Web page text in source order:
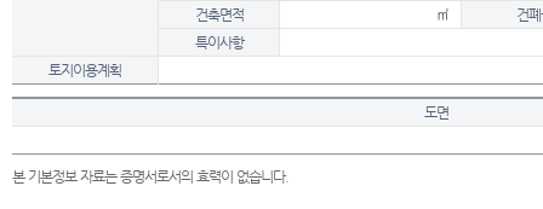
건축면적
㎡
건
특이사항
토지이용계획
도면
본 기본정보 자료는 증명서로서의 효력이 없습니다.